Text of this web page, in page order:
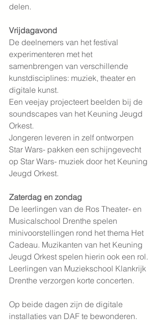
delen.
Vrijdagavond
De deelnemers van het festival
experimenteren met het
samenbrengen van verschillende
kunstdisciplines: muziek, theater en
digitale kunst.
Een veejay projecteert beelden bij de
soundscapes van het Keuning Jeugd
Orkest.
Jongeren leveren in zelf ontworpen
Star Wars- pakken een schijngevecht
op Star Wars- muziek door het Keuning
Jeugd Orkest.
Zaterdag en zondag
De leerlingen van de Ros Theater- en
Musicalschool Drenthe spelen
minivoorstellingen rond het thema Het
Cadeau. Muzikanten van het Keuning
Jeugd Orkest spelen hierin ook een rol.
Leerlingen van Muziekschool Klankrijk
Drenthe verzorgen korte concerten.
Op beide dagen zijn de digitale
installaties van DAF te bewonderen.